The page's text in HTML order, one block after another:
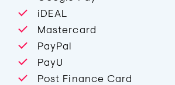
iDEAL
Mastercard
PayPal
PayU
Post Finance Card